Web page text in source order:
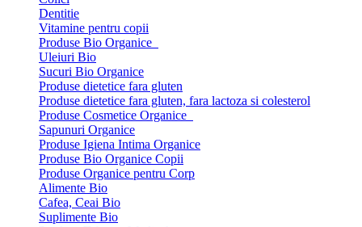
Dentitie
Vitamine pentru copii
Produse Bio Organice
Uleiuri Bio
Sucuri Bio Organice
Produse dietetice fara gluten
Produse dietetice fara gluten, fara lactoza si colesterol
Produse Cosmetice Organice
Sapunuri Organice
Produse Igiena Intima Organice
Produse Bio Organice Copii
Produse Organice pentru Corp
Alimente Bio
Cafea, Ceai Bio
Suplimente Bio